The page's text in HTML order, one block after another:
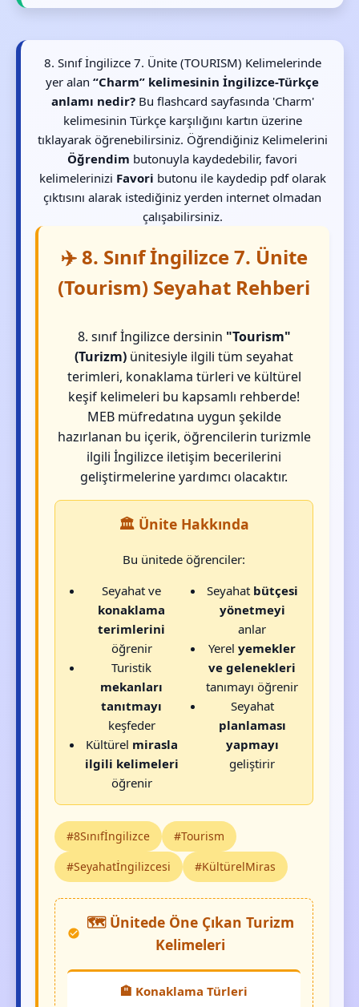
8. Sınıf İngilizce 7. Ünite (TOURISM) Kelimelerinde
yer alan“Charm” kelimesinin İngilizce-Türkçe
anlamı nedir?Bu flashcard sayfasında 'Charm'
kelimesinin Türkçe karşılığını kartın üzerine
tıklayarak öğrenebilirsiniz. Öğrendiğiniz Kelimelerini
Öğrendim butonuyla kaydedebilir, favori
kelimelerinizi Favori butonu ile kaydedip pdf olarak
çıktısını alarak istediğiniz yerden internet olmadan
çalışabilirsiniz.
✈️ 8. Sınıf İngilizce 7. Ünite
(Tourism) Seyahat Rehberi
8. sınıf İngilizce dersinin "Tourism"
(Turizm) ünitesiyle ilgili tüm seyahat
terimleri, konaklama türleri ve kültürel
keşif kelimeleri bu kapsamlı rehberde!
MEB müfredatına uygun şekilde
hazırlanan bu içerik, öğrencilerin turizmle
ilgili İngilizce iletişim becerilerini
geliştirmelerine yardımcı olacaktır.
🏛️ Ünite Hakkında
Bu ünitede öğrenciler:
Seyahat ve
konaklama
terimlerini
öğrenir
Turistik
mekanları
tanıtmayı
keşfeder
Kültürel mirasla
ilgili kelimeleri
öğrenir
Seyahat bütçesi
yönetmeyi
anlar
Yerelyemekler
ve gelenekleri
tanımayı öğrenir
Seyahat
planlaması
yapmayı
geliştirir
#8Sınıfİngilizce
#Tourism
#Seyahatİngilizcesi
#KültürelMiras
🗺️ Ünitede Öne Çıkan Turizm
Kelimeleri
🏨 Konaklama Türleri